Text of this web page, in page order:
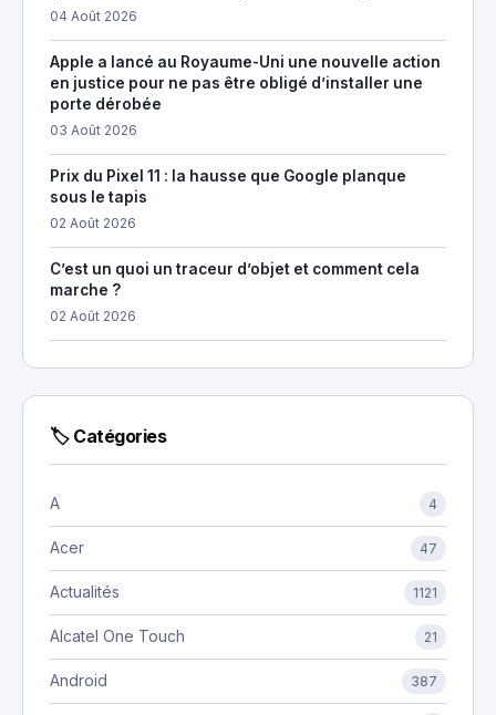
04 Août 2026
Apple a lancé au Royaume-Uni une nouvelle action
en justice pour ne pas être obligé d’installer une
porte dérobée
03 Août 2026
Prix du Pixel 11 : la hausse que Google planque
sous le tapis
02 Août 2026
C’est un quoi un traceur d’objet et comment cela
marche ?
02 Août 2026
🏷 Catégories
A 4
Acer 47
Actualités 1121
Alcatel One Touch 21
Android 387